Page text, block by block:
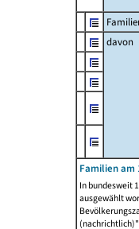
davon
Familien am
In bundesweit
ausgewählt